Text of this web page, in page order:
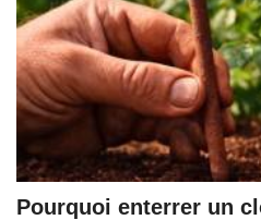
Pourquoi enterrer un